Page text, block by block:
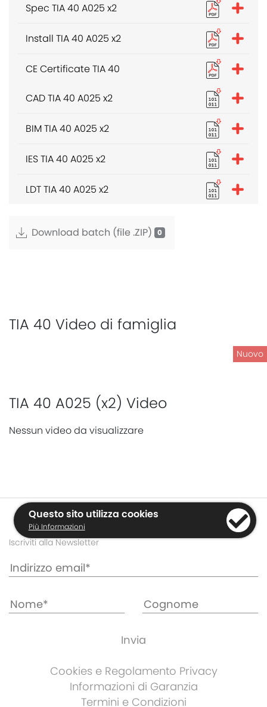
Spec TIA 40 A025 x2
Install TIA 40 A025 x2
CE Certificate TIA 40
CAD TIA 40 A025 x2
BIM TIA 40 A025 x2
IES TIA 40 A025 x2
LDT TIA 40 A025 x2
Download batch (file .ZIP)
TIA 40 Video di famiglia
Nuovo
TIA 40 A025 (x2) Video
Nessun video da visualizzare
Iscriviti alla Newsletter
Cookies e Regolamento Privacy
Informazioni di Garanzia
Termini e Condizioni
Questo sito utilizza cookies
Più Informazioni